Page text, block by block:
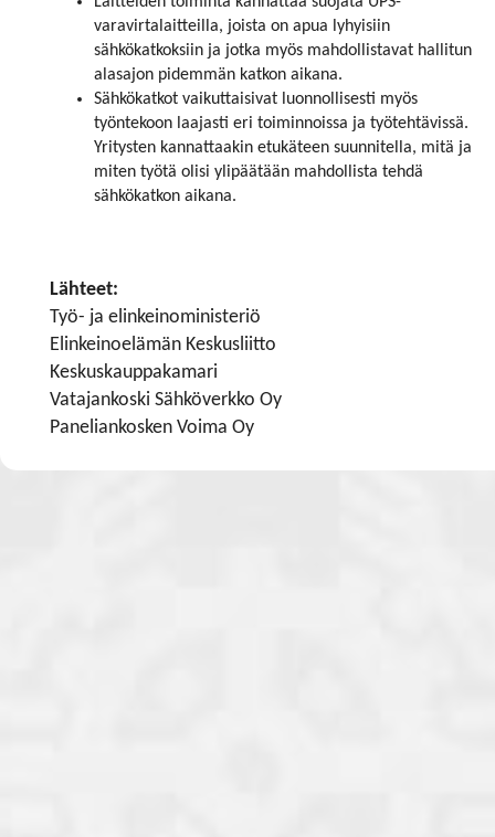
varavirtalaitteilla, joista on apua lyhyisiin
sähkökatkoksiin ja jotka myös mahdollistavat hallitun
alasajon pidemmän katkon aikana.
Sähkökatkot vaikuttaisivat luonnollisesti myös
työntekoon laajasti eri toiminnoissa ja työtehtävissä.
Yritysten kannattaakin etukäteen suunnitella, mitä ja
miten työtä olisi ylipäätään mahdollista tehdä
sähkökatkon aikana.
Lähteet:
Työ- ja elinkeinoministeriö
Elinkeinoelämän Keskusliitto
Keskuskauppakamari
Vatajankoski Sähköverkko Oy
Paneliankosken Voima Oy